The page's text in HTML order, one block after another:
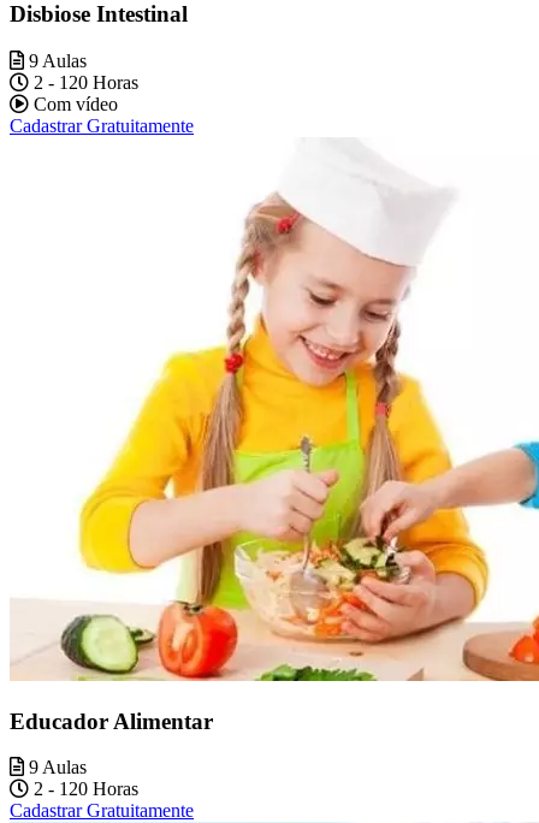
Disbiose Intestinal
9 Aulas
2 - 120 Horas
Com vídeo
Cadastrar Gratuitamente
Educador Alimentar
9 Aulas
2 - 120 Horas
Cadastrar Gratuitamente